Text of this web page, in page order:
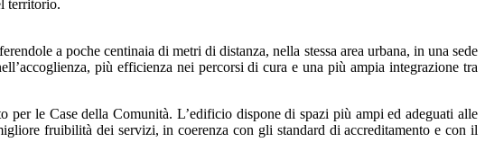
territorio.
a poche centinaia di metri di distanza, nella stessa area urbana, in una sede
più efficienza nei percorsi di cura e una più ampia integrazione tra
le Case della Comunità. L’edificio dispone di spazi più ampi ed adeguati alle
fruibilità dei servizi, in coerenza con gli standard di accreditamento e con il